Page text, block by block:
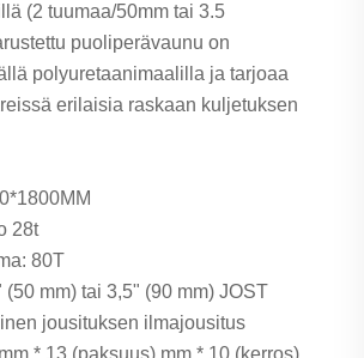
(2 tuumaa/50mm tai 3.5
puoliperävaunu on
polyuretaanimaalilla ja tarjoaa
erilaisia ​​raskaan kuljetuksen
28t
80T
mm) tai 3,5" (90 mm) JOST
jousituksen ilmajousitus